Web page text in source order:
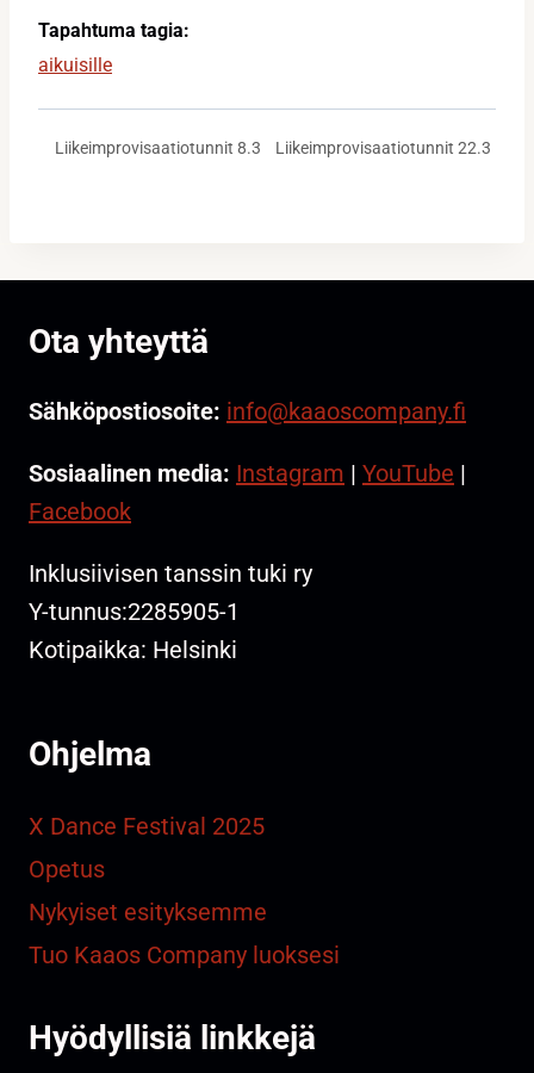
Tapahtuma tagia:
aikuisille
Liikeimprovisaatiotunnit 8.3 Liikeimprovisaatiotunnit 22.3
Ota yhteyttä
Sähköpostiosoite: info@kaaoscompany.fi
Sosiaalinen media: Instagram | YouTube |
Facebook
Inklusiivisen tanssin tuki ry
Y-tunnus:2285905-1
Kotipaikka: Helsinki
Ohjelma
X Dance Festival 2025
Opetus
Nykyiset esityksemme
Tuo Kaaos Company luoksesi
Hyödyllisiä linkkejä